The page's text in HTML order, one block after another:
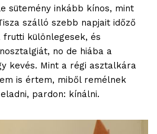
sütemény inkább kínos, mint
szálló szebb napjait időző
frutti különlegesek, és
no de hiába a
kevés. Mint a régi asztalkára
is értem, miből remélnek
pardon: kínálni.